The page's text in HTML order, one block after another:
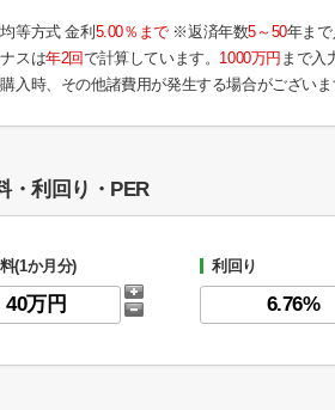
等方式 金利5.00％まで※返済年数5～50年まで
スは年2回で計算しています。 1000万円 まで入
入時、その他諸費用が発生する場合がございま
・利回り・PER
(1か月分) 利回り